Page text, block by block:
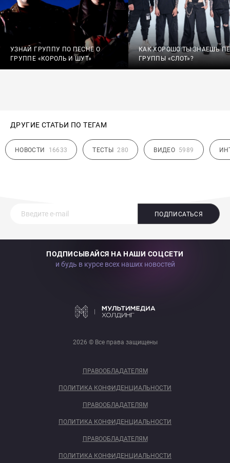
УЗНАЙ ГРУППУ ПО ПЕСНЕ О
ГРУППЕ «КОРОЛЬ И ШУТ»
КАК ХОРОШО ТЫ ЗНАЕШЬ
ГРУППЫ «СЛОТ»?
ДРУГИЕ СТАТЬИ ПО ТЕГАМ
НОВОСТИ 16633 ТЕСТЫ 280 ВИДЕО 5989
ПОДПИСАТЬСЯ
ПОДПИСЫВАЙСЯ НА НАШИ СОЦСЕТИ
и будь в курсе всех наших новостей
2026 © Все права защищены
ПРАВООБЛАДАТЕЛЯМ
ПОЛИТИКА КОНФИДЕНЦИАЛЬНОСТИ
ПРАВООБЛАДАТЕЛЯМ
ПОЛИТИКА КОНФИДЕНЦИАЛЬНОСТИ
ПРАВООБЛАДАТЕЛЯМ
ПОЛИТИКА КОНФИДЕНЦИАЛЬНОСТИ